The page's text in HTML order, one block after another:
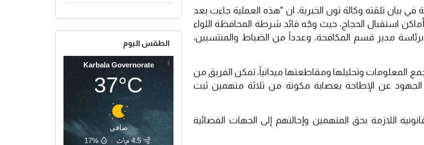
تلقته وكالة نون الخبرية، ان "هذه العملية جاءت بعد
استقبال الحجاج، حيث وجّه قائد شرطة المحافظة اللواء
مدير قسم المكافحة، وعدداً من الضباط والمنتسبين،
المعلومات وتحليلها ومقاطعتها ميدانياً، تمكن الفريق من
الجهود عن الإطاحة بعصابة مكونة من ثلاثة متهمين ثبت
اللازمة بحق المتهمين وإحالتهم إلى الجهات القضائية
الطقس اليوم
Karbala Governorate
37°C
صافي
4.5 م\ث
17%